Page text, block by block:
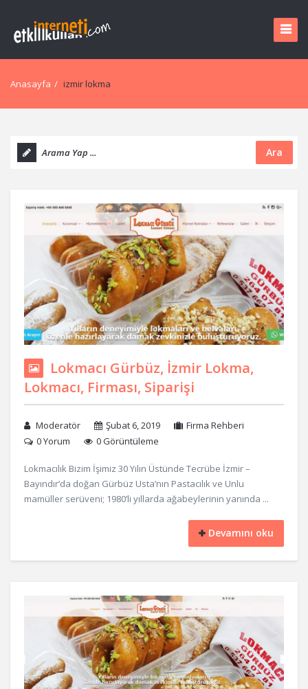
Anasayfa / izmir lokma
Ara
Lokmacı Gürbüz, İzmir Lokma,
Lokmacı, Firması, Siparişi
Moderatör Şubat 6, 2019
Firma Rehberi
0 Yorum
0 Görüntüleme
Lokmacılık Bizim İşimiz 30 Yılın Üstünde Tecrübe İzmir –
Bayındır’da doğan Gürbüz Usta’nın Pastacılık ve Unlu
mamüller serüveni; 1980’li yıllarda ağabeylerinin yanında ...
Devamını oku